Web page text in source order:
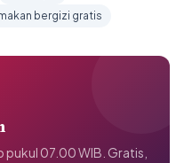
bergizi gratis
pukul 07.00 WIB. Gratis,